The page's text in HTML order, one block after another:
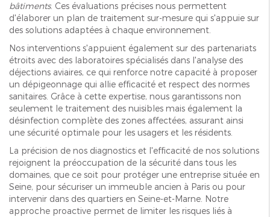
bâtiments. Ces évaluations précises nous permettent
d'élaborer un plan de traitement sur-mesure qui s'appuie sur
des solutions adaptées à chaque environnement.
Nos interventions s'appuient également sur des partenariats
étroits avec des laboratoires spécialisés dans l'analyse des
déjections aviaires, ce qui renforce notre capacité à proposer
un dépigeonnage qui allie efficacité et respect des normes
sanitaires. Grâce à cette expertise, nous garantissons non
seulement le traitement des nuisibles mais également la
désinfection complète des zones affectées, assurant ainsi
une sécurité optimale pour les usagers et les résidents.
La précision de nos diagnostics et l'efficacité de nos solutions
rejoignent la préoccupation de la sécurité dans tous les
domaines, que ce soit pour protéger une entreprise située en
Seine, pour sécuriser un immeuble ancien à Paris ou pour
intervenir dans des quartiers en Seine-et-Marne. Notre
approche proactive permet de limiter les risques liés à